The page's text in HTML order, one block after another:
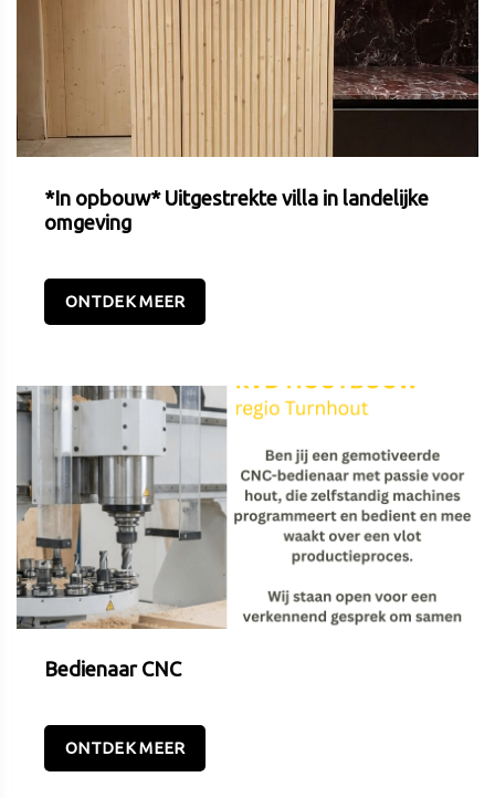
*In opbouw* Uitgestrekte villa in landelijke
omgeving
ONTDEK MEER
Bedienaar CNC
ONTDEK MEER